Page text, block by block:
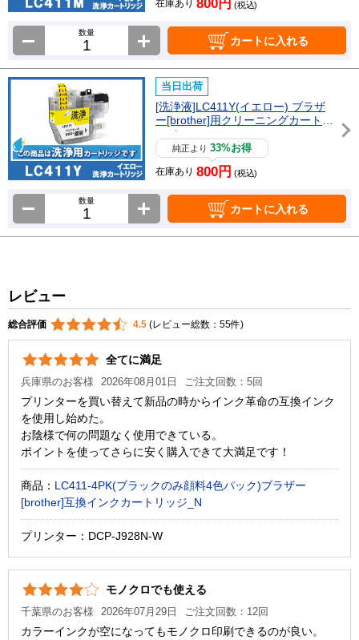
在庫あり 800円 (税込)
数量
カートに入れる
当日出荷
[洗浄液]LC411Y(イエロー) ブラザ
ー[brother]用クリーニングカートリ
ッジ
純正より33%お得
在庫あり 800円 (税込)
数量
カートに入れる
レビュー
総合評価 4.5 (レビュー総数：55件)
全てに満足
兵庫県のお客様 2026年08月01日 ご注文回数：5回
プリンターを買い替えて新品の時からインク革命の互換インク
を使用し始めた。
お陰様で何の問題なく使用できている。
ポイントを使ってさらに安く購入できて大満足です！
商品： LC411-4PK(ブラックのみ顔料4色パック)ブラザー
[brother]互換インクカートリッジ_N
プリンター：DCP-J928N-W
モノクロでも使える
千葉県のお客様 2026年07月29日 ご注文回数：12回
カラーインクが空になってもモノクロ印刷できるのが良い。